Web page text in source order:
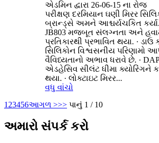
એડમિન દ્વારા 26-06-15 ના રોજ
પરીક્ષણ દરમિયાન ઘણી મિરર
બ્રાન્ડ્સે અમને આશ્ચર્યચકિત
JB803 મજબૂત સંલગ્નતા અને
પ્રતિકારથી પ્રભાવિત થયા. · ડાઉ
સિલિકોન વિશ્વસનીય પરિણામો
વૈવિધ્યતાનો અભાવ ધરાવે છે. ·
એડહેસિવ સીલંટ ધીમા ક્યોરિંગને
થયા. · લોક્ટાઇટ મિરર...
વધુ વાંચો
1 23456આગળ >>> પાનું 1 / 10
અમારો સંપર્ક કરો